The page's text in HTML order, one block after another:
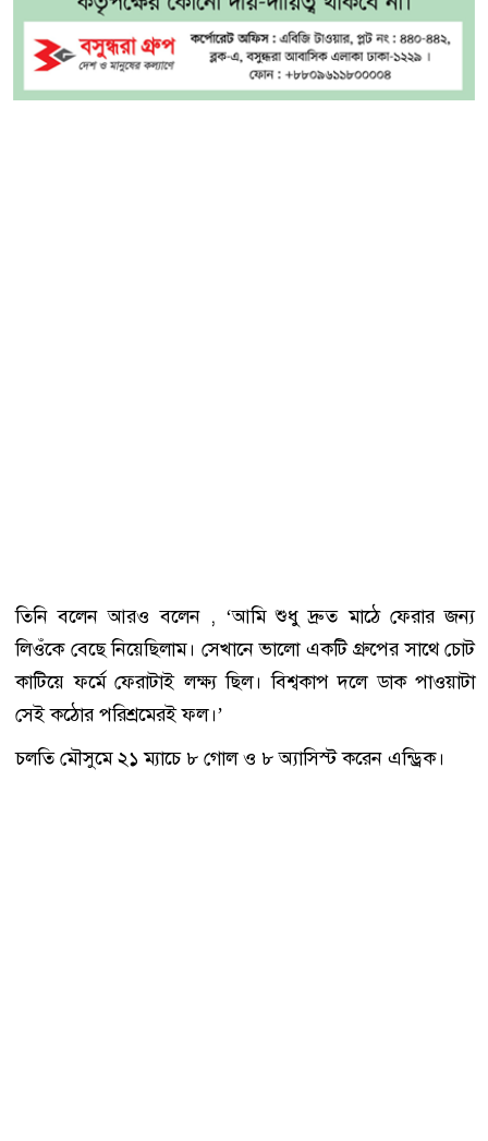
তিনি বলেন আরও বলেন , ‘আমি শুধু দ্রুত মাঠে ফেরার জন্য
লিওঁকে বেছে নিয়েছিলাম। সেখানে ভালো একটি গ্রুপের সাথে চোট
কাটিয়ে ফর্মে ফেরাটাই লক্ষ্য ছিল। বিশ্বকাপ দলে ডাক পাওয়াটা
সেই কঠোর পরিশ্রমেরই ফল।’
চলতি মৌসুমে ২১ ম্যাচে ৮ গোল ও ৮ অ্যাসিস্ট করেন এন্ড্রিক।